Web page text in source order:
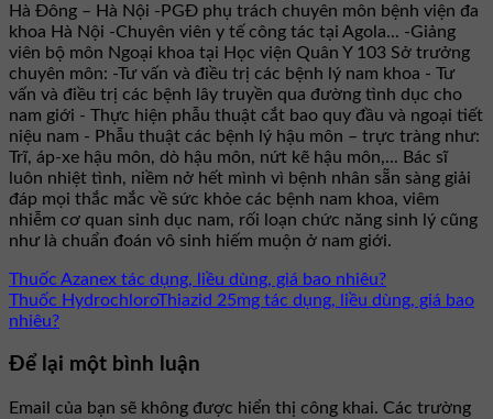
Hà Đông – Hà Nội -PGĐ phụ trách chuyên môn bệnh viện đa
khoa Hà Nội -Chuyên viên y tế công tác tại Agola... -Giảng
viên bộ môn Ngoại khoa tại Học viện Quân Y 103 Sở trưởng
chuyên môn: -Tư vấn và điều trị các bệnh lý nam khoa - Tư
vấn và điều trị các bệnh lây truyền qua đường tình dục cho
nam giới - Thực hiện phẫu thuật cắt bao quy đầu và ngoại tiết
niệu nam - Phẫu thuật các bệnh lý hậu môn – trực tràng như:
Trĩ, áp-xe hậu môn, dò hậu môn, nứt kẽ hậu môn,... Bác sĩ
luôn nhiệt tình, niềm nở hết mình vì bệnh nhân sẵn sàng giải
đáp mọi thắc mắc về sức khỏe các bệnh nam khoa, viêm
nhiễm cơ quan sinh dục nam, rối loạn chức năng sinh lý cũng
như là chuẩn đoán vô sinh hiếm muộn ở nam giới.
Thuốc Azanex tác dụng, liều dùng, giá bao nhiêu?
Thuốc HydrochloroThiazid 25mg tác dụng, liều dùng, giá bao
nhiêu?
Để lại một bình luận
Email của bạn sẽ không được hiển thị công khai. Các trường